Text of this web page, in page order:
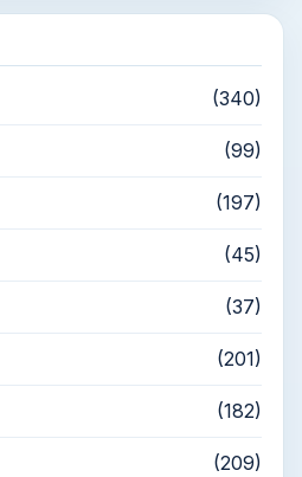
(340)
(99)
(197)
(45)
(37)
(201)
(182)
(209)